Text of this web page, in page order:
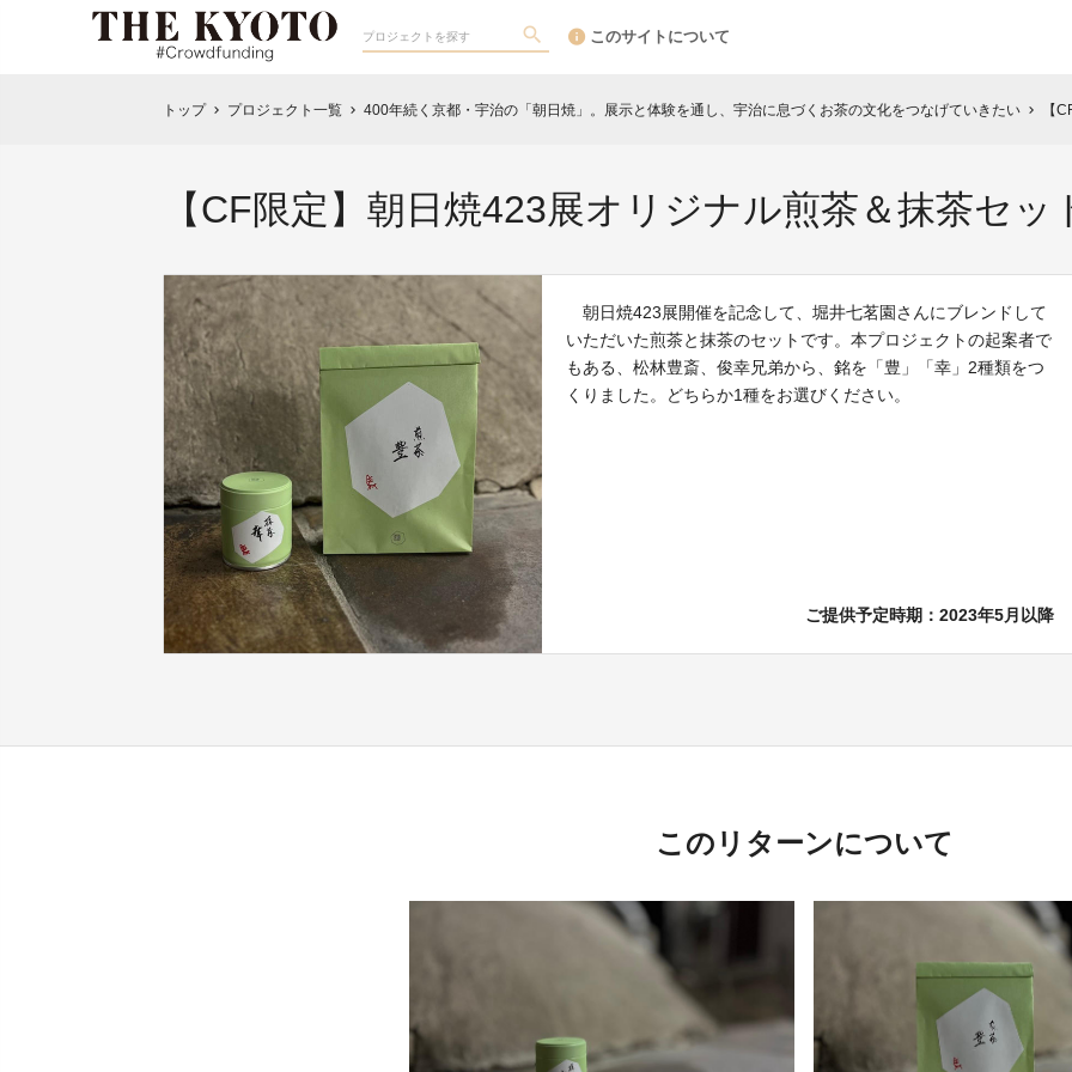
このサイトについて
トップ chevron_right プロジェクト一覧 chevron_right 400年続く京都・宇治の「朝日焼」。展示と体験を通し、宇治に息づくお茶の文化をつなげていきたい chevron_right 【
【CF限定】朝日焼423展オリジナル煎茶＆抹茶セッ
朝日焼423展開催を記念して、堀井七茗園さんにブレンドして
いただいた煎茶と抹茶のセットです。本プロジェクトの起案者で
もある、松林豊斎、俊幸兄弟から、銘を「豊」「幸」2種類をつ
くりました。どちらか1種をお選びください。
ご提供予定時期：2023年5月以降
このリターンについて